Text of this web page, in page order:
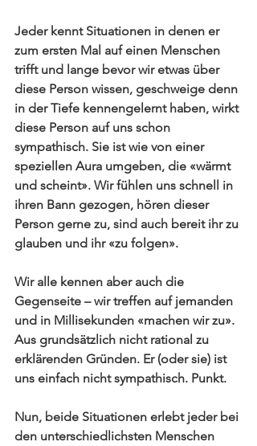
Jeder kennt Situationen in denen er
zum ersten Mal auf einen Menschen
trifft und lange bevor wir etwas über
diese Person wissen, geschweige denn
in der Tiefe kennengelernt haben, wirkt
diese Person auf uns schon
sympathisch. Sie ist wie von einer
speziellen Aura umgeben, die «wärmt
und scheint». Wir fühlen uns schnell in
ihren Bann gezogen, hören dieser
Person gerne zu, sind auch bereit ihr zu
glauben und ihr «zu folgen».
Wir alle kennen aber auch die
Gegenseite – wir treffen auf jemanden
und in Millisekunden «machen wir zu».
Aus grundsätzlich nicht rational zu
erklärenden Gründen. Er (oder sie) ist
uns einfach nicht sympathisch. Punkt.
Nun, beide Situationen erlebt jeder bei
den unterschiedlichsten Menschen